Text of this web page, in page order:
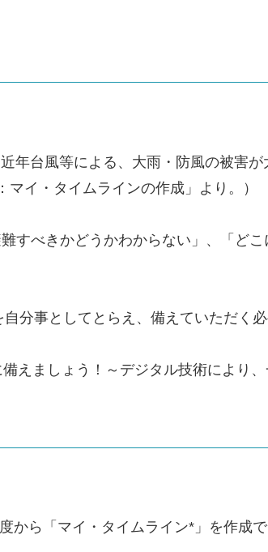
年台風等による、大雨・防風の被害
イ・タイムラインの作成」より。）
すべきかどうかわからない」、「ど
分事としてとらえ、備えていただく必
えましょう！～デジタル技術により
から「マイ・タイムライン*」を作成で